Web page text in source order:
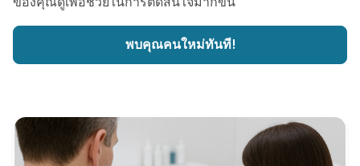
พบคุณคนใหม่ทันที!